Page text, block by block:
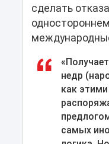
сделать
недр
как
самых